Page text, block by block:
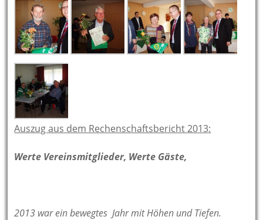
Auszug aus dem Rechenschaftsbericht 2013:
Werte Vereinsmitglieder, Werte Gäste,
2013 war ein bewegtes Jahr mit Höhen und Tiefen.